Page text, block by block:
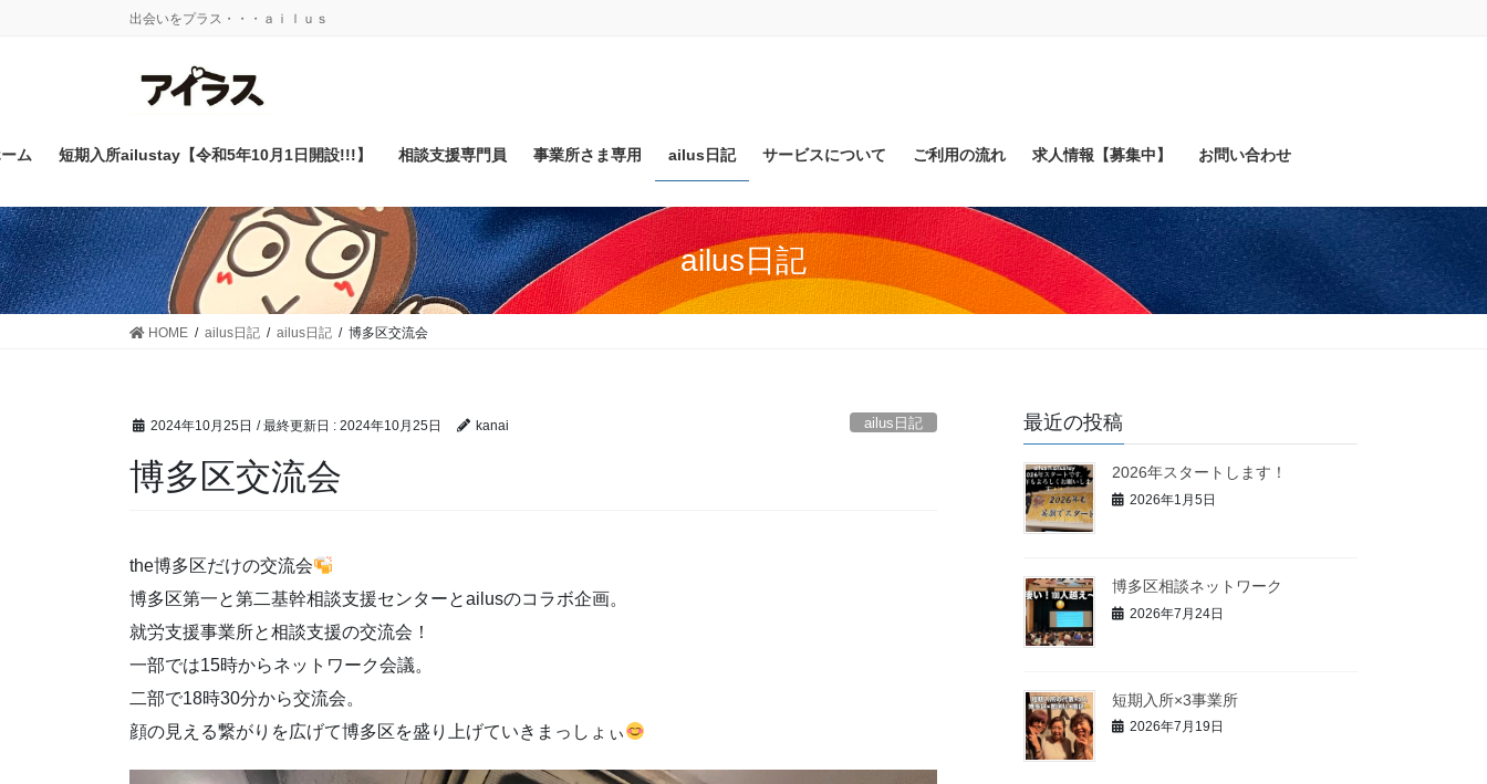
移
動
出会いをプラス・・・ａｉｌｕｓ
ム 短期入所ailustay【令和5年10月1日開設!!!】 相談支援専門員 事業所さま専用 ailus日記 サービスについて ご利用の流れ 求人情報【募集中】 お問い合わせ
ailus日記
HOME ailus日記 ailus日記 博多区交流会
2024年10月25日 / 最終更新日 : 2024年10月25日 kanai ailus日記
博多区交流会
the博多区だけの交流会
博多区第一と第二基幹相談支援センターとailusのコラボ企画。
就労支援事業所と相談支援の交流会！
一部では15時からネットワーク会議。
二部で18時30分から交流会。
顔の見える繋がりを広げて博多区を盛り上げていきまっしょぃ
最近の投稿
2026年スタートします！
2026年1月5日
博多区相談ネットワーク
2026年7月24日
短期入所×3事業所
2026年7月19日